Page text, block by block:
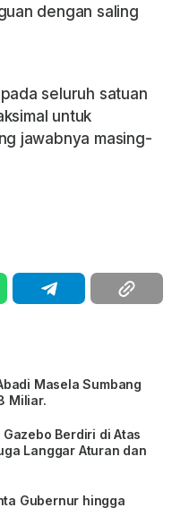
dengan saling
seluruh satuan
untuk
jawabnya masing-
Masela Sumbang
Miliar.
Berdiri di Atas
Langgar Aturan dan
Gubernur hingga